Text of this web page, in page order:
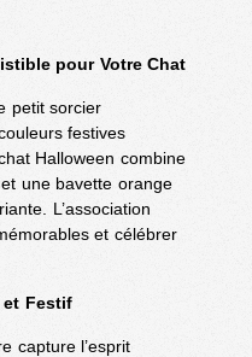
pour Votre Chat
petit sorcier
festives
Halloween combine
une bavette orange
L’association
et célébrer
et Festif
capture l’esprit